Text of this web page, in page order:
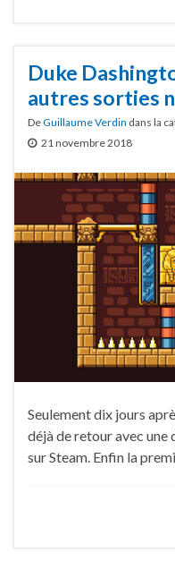
Duke
autres sorties
DeGuillaume Verdin dans la
21 novembre 2018
Seulement dix jours
déjà de retour avec une
sur Steam. Enfin la